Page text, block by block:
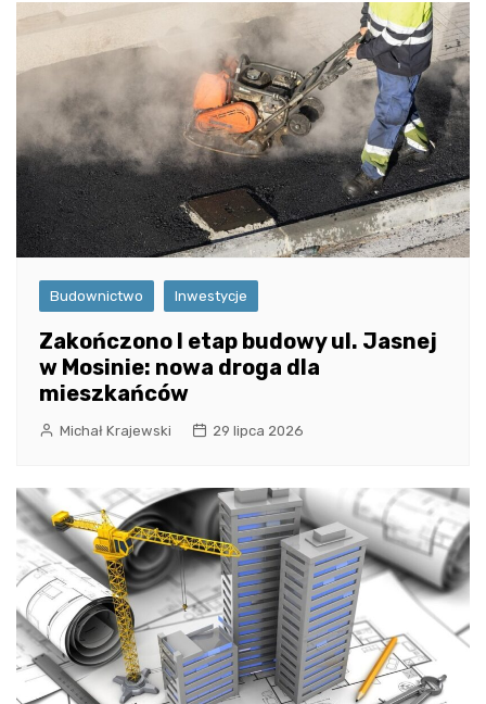
Budownictwo Inwestycje
Zakończono I etap budowy ul. Jasnej
w Mosinie: nowa droga dla
mieszkańców
Michał Krajewski 29 lipca 2026